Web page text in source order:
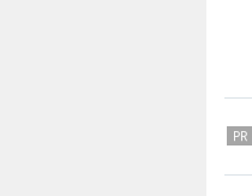
PR
PR
PR